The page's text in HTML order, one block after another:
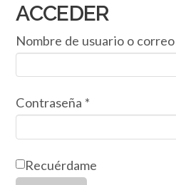
ACCEDER
Nombre de usuario o
Contraseña *
Recuérdame